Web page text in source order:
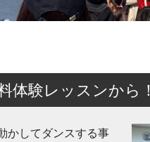
体験レッスンから！
かしてダンスする事